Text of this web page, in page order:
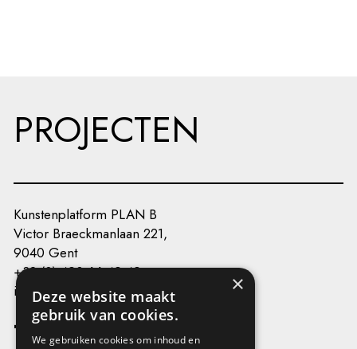
PROJECTEN
Kunstenplatform PLAN B
Victor Braeckmanlaan 221,
9040 Gent
+32 (0) 493 66 49 49
info@kunstenplatformplanb.be
×
Deze website maakt
gebruik van cookies.
We gebruiken cookies om inhoud en